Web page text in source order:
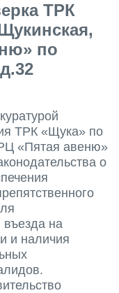
ТРК
по
ТРК «Щука» по
«Пятая авеню»
о
на
и наличия